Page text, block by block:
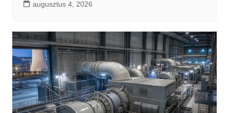
augusztus 4, 2026